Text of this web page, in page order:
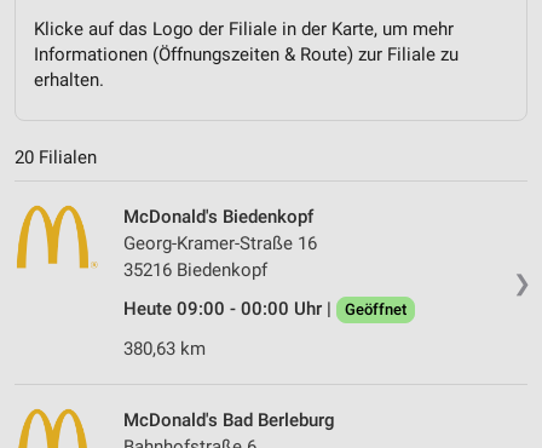
Klicke auf das Logo der Filiale in der Karte, um mehr
Informationen (Öffnungszeiten & Route) zur Filiale zu
erhalten.
20 Filialen
❯
McDonald's Biedenkopf
Georg-Kramer-Straße 16
35216 Biedenkopf
Heute 09:00 - 00:00 Uhr |
Geöffnet
380,63 km
McDonald's Bad Berleburg